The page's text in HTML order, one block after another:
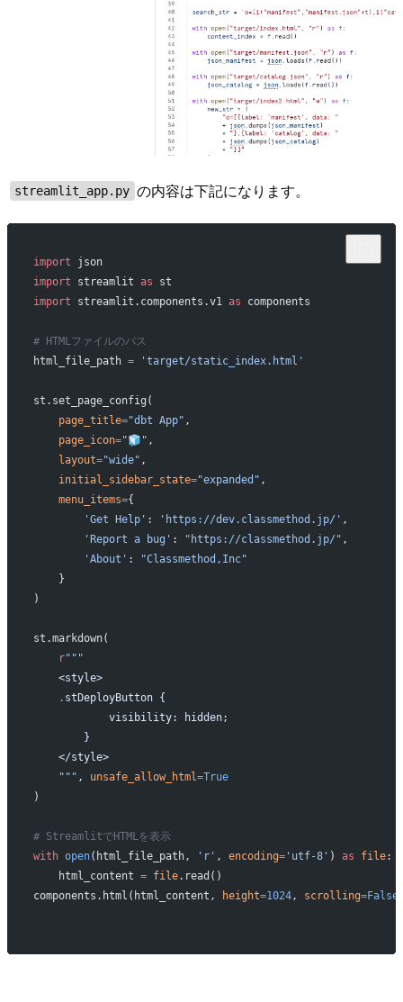
streamlit_app.py の内容は下記になります。
import json
import streamlit as st
import streamlit.components.v1 as components
# HTMLファイルのパス
html_file_path = 'target/static_index.html'
st.set_page_config(
    page_title
="dbt App" ,
    page_icon
="🧊" ,
    layout
="wide" ,
    initial_sidebar_state
="expanded" ,
    menu_items
={
        'Get Help'
: 'https://dev.classmethod.jp/' ,
        'Report a bug'
: "https://classmethod.jp/" ,
        'About'
:
"Classmethod,Inc"
    }
)
st.markdown(
    r
"""
    <style>
    .
stDeployButton {
            visibility: hidden;
        }
    </style>
    """
, unsafe_allow_html =True
)
# StreamlitでHTMLを表示
with open(html_file_path, 'r' , encoding='utf-8' ) as file:
    html_content
= file.read()
components.html(html_content,
height=1024, scrolling=False